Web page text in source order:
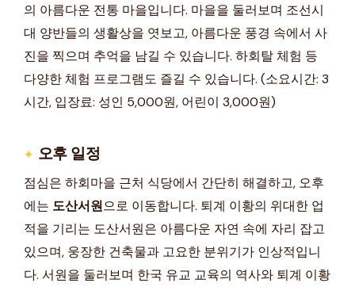
의 아름다운 전통 마을입니다. 마을을 둘러보며 조선시
대 양반들의 생활상을 엿보고, 아름다운 풍경 속에서 사
진을 찍으며 추억을 남길 수 있습니다. 하회탈 체험 등
다양한 체험 프로그램도 즐길 수 있습니다. (소요시간: 3
시간, 입장료: 성인 5,000원, 어린이 3,000원)
오후 일정
점심은 하회마을 근처 식당에서 간단히 해결하고, 오후
에는 도산서원으로 이동합니다. 퇴계 이황의 위대한 업
적을 기리는 도산서원은 아름다운 자연 속에 자리 잡고
있으며, 웅장한 건축물과 고요한 분위기가 인상적입니
다. 서원을 둘러보며 한국 유교 교육의 역사와 퇴계 이황